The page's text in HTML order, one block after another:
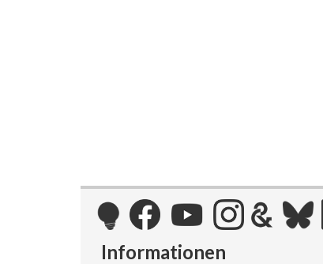
Informationen